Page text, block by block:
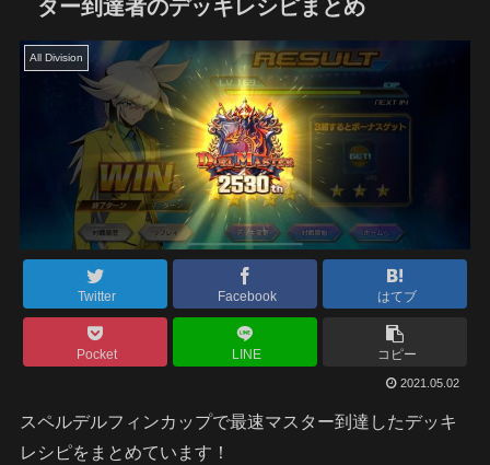
ター到達者のデッキレシピまとめ
All Division
Twitter Facebook はてブ
Pocket LINE コピー
2021.05.02
スペルデルフィンカップで最速マスター到達したデッキ
レシピをまとめています！